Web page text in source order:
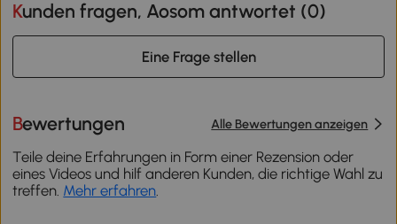
Kunden fragen, Aosom antwortet (0)
Eine Frage stellen
Bewertungen Alle Bewertungen anzeigen
Teile deine Erfahrungen in Form einer Rezension oder
eines Videos und hilf anderen Kunden, die richtige Wahl zu
treffen. Mehr erfahren